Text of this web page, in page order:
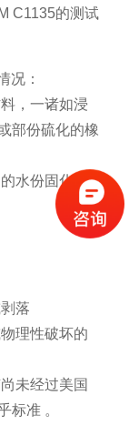
C1135的测试
况：
，一诸如浸
部份硫化的橡
水份固化）
落
理性破坏的
未经过美国
标准 。